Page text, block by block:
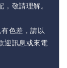
敬請理解。
色差，請以
迎訊息或來電